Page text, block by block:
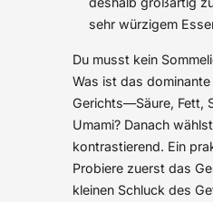
sehr würzigem
Du musst kein
Was ist das dominante
Gerichts—Säure, Fett,
Umami? Danach
kontrastierend. Ein
Probiere zuerst das
kleinen Schluck des